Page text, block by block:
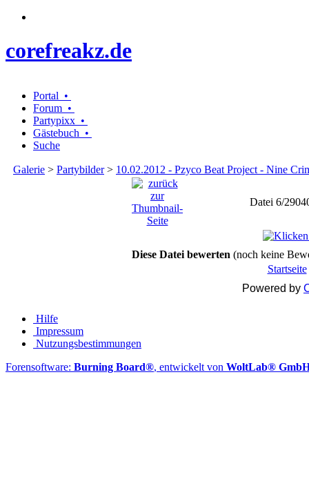
corefreakz.de
Portal •
Forum •
Partypixx •
Gästebuch •
Suche
Galerie > Partybilder> 10.02.2012 - Pzyco Beat Project - Nine
Datei 6/
Diese Datei bewerten (noch keine
Startseite
Powered by
Hilfe
Impressum
Nutzungsbestimmungen
Forensoftware: Burning Board®, entwickelt von WoltLab®